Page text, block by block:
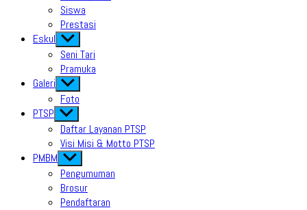
Siswa
Prestasi
Eskul Show
sub
menu
Seni Tari
Pramuka
Galeri Show
sub
menu
Foto
PTSP Show
sub
menu
Daftar Layanan PTSP
Visi Misi & Motto PTSP
PMBM Show
sub
menu
Pengumuman
Brosur
Pendaftaran